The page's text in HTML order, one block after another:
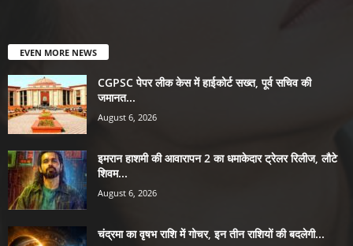
EVEN MORE NEWS
CGPSC पेपर लीक केस में हाईकोर्ट सख्त, पूर्व सचिव की
जमानत...
August 6, 2026
इमरान हाशमी की आवारापन 2 का धमाकेदार ट्रेलर रिलीज, लौटे
शिवम...
August 6, 2026
चंद्रमा का वृषभ राशि में गोचर, इन तीन राशियों की बदलेगी...